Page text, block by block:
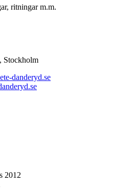
ritningar m.m.
Stockholm
danderyd.se
2012